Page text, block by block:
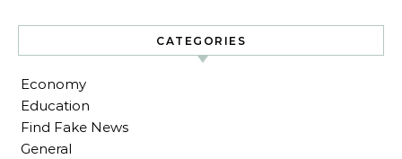
CATEGORIES
Economy
Education
Find Fake News
General